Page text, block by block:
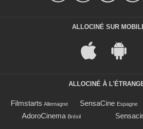
ALLOCINÉ SUR
ALLOCINÉ À
Filmstarts Allemagne SensaCine Espagne
AdoroCinema Brésil